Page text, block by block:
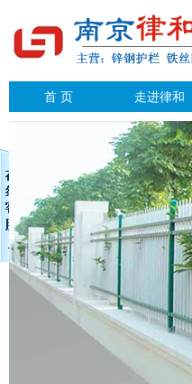
首 页 走进律和